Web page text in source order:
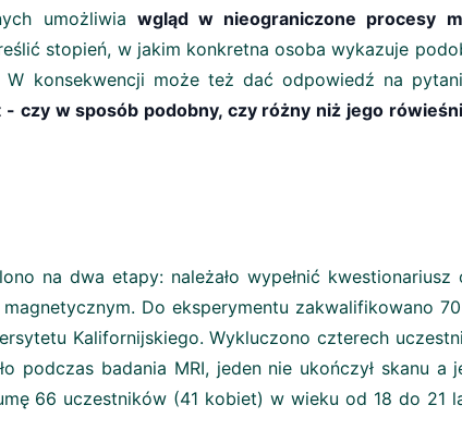
umożliwia wgląd w nieograniczone procesy
stopień, w jakim konkretna osoba wykazuje
konsekwencji może też dać odpowiedź na
czy w sposób podobny, czy różny niż jego
na dwa etapy: należało wypełnić
magnetycznym. Do eksperymentu zakwalifikowano
Kalifornijskiego. Wykluczono czterech
podczas badania MRI, jeden nie ukończył skanu a
66 uczestników (41 kobiet) w wieku od 18 do 21